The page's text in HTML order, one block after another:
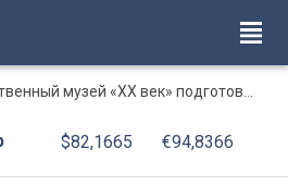
подготовил программу памяти писателя Михаила Зощенко
$82,1665 €94,8366